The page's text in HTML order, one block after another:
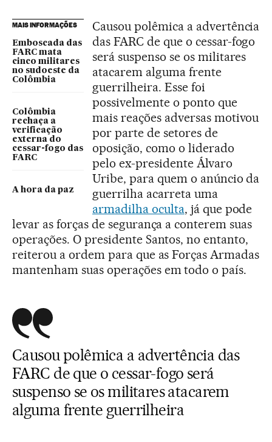
MAIS INFORMAÇÕES
Emboscada das
FARC mata
cinco militares
no sudoeste da
Colômbia
Colômbia
rechaça a
verificação
externa do
cessar-fogo das
FARC
A hora da paz
Causou polêmica a advertência
das FARC de que o cessar-fogo
será suspenso se os militares
atacarem alguma frente
guerrilheira. Esse foi
possivelmente o ponto que
mais reações adversas motivou
por parte de setores de
oposição, como o liderado
pelo ex-presidente Álvaro
Uribe, para quem o anúncio da
guerrilha acarreta uma
armadilha oculta, já que pode
levar as forças de segurança a conterem suas
operações. O presidente Santos, no entanto,
reiterou a ordem para que as Forças Armadas
mantenham suas operações em todo o país.
Causou polêmica a advertência das
FARC de que o cessar-fogo será
suspenso se os militares atacarem
alguma frente guerrilheira